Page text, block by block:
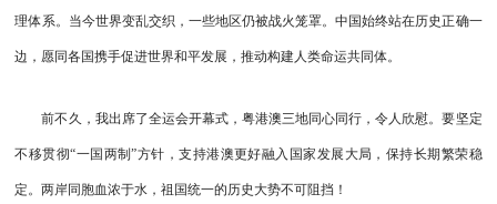
理体系。当今世界变乱交织，一些地区仍被战火笼罩。中国始终站在历史正确一
边，愿同各国携手促进世界和平发展，推动构建人类命运共同体。
前不久，我出席了全运会开幕式，粤港澳三地同心同行，令人欣慰。要坚定
不移贯彻“一国两制”方针，支持港澳更好融入国家发展大局，保持长期繁荣稳
定。两岸同胞血浓于水，祖国统一的历史大势不可阻挡！